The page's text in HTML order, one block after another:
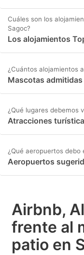
Cuáles son los
Sagoc?
Los alojamientos
¿Cuántos alojamientos
Mascotas
¿Qué lugares debemos
Atracciones
¿Qué aeropuertos debo
Aeropuertos
Airbnb,
frente al
patio en